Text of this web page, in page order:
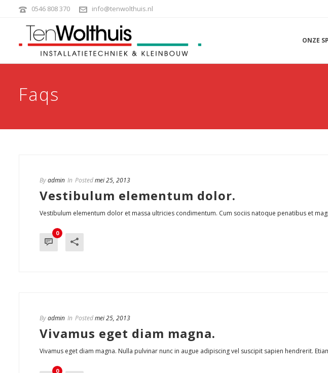
0546 808 370 info@tenwolthuis.nl
ONZE
Faqs
Byadmin In Postedmei 25, 2013
Vestibulum elementum dolor.
Vestibulum elementum dolor et massa ultricies condimentum. Cum sociis natoque penatibus et
0
Byadmin In Postedmei 25, 2013
Vivamus eget diam magna.
Vivamus eget diam magna. Nulla pulvinar nunc in augue adipiscing vel suscipit sapien hendrerit.
0